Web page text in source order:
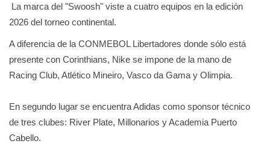
La marca del "Swoosh" viste a cuatro equipos en la edición
2026 del torneo continental.
A diferencia de la CONMEBOL Libertadores donde sólo está
presente con Corinthians, Nike se impone de la mano de
Racing Club, Atlético Mineiro, Vasco da Gama y Olimpia.
En segundo lugar se encuentra Adidas como sponsor técnico
de tres clubes: River Plate, Millonarios y Academia Puerto
Cabello.